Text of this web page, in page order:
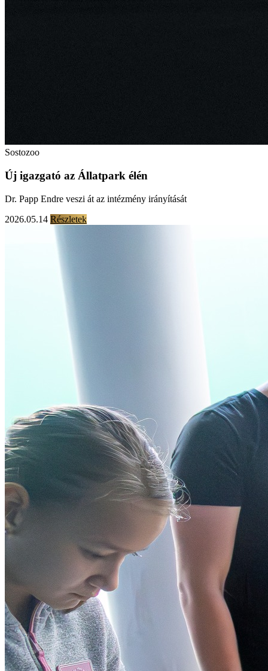
Sostozoo
Új igazgató az Állatpark élén
Dr. Papp Endre veszi át az intézmény irányítását
2026.05.14 Részletek